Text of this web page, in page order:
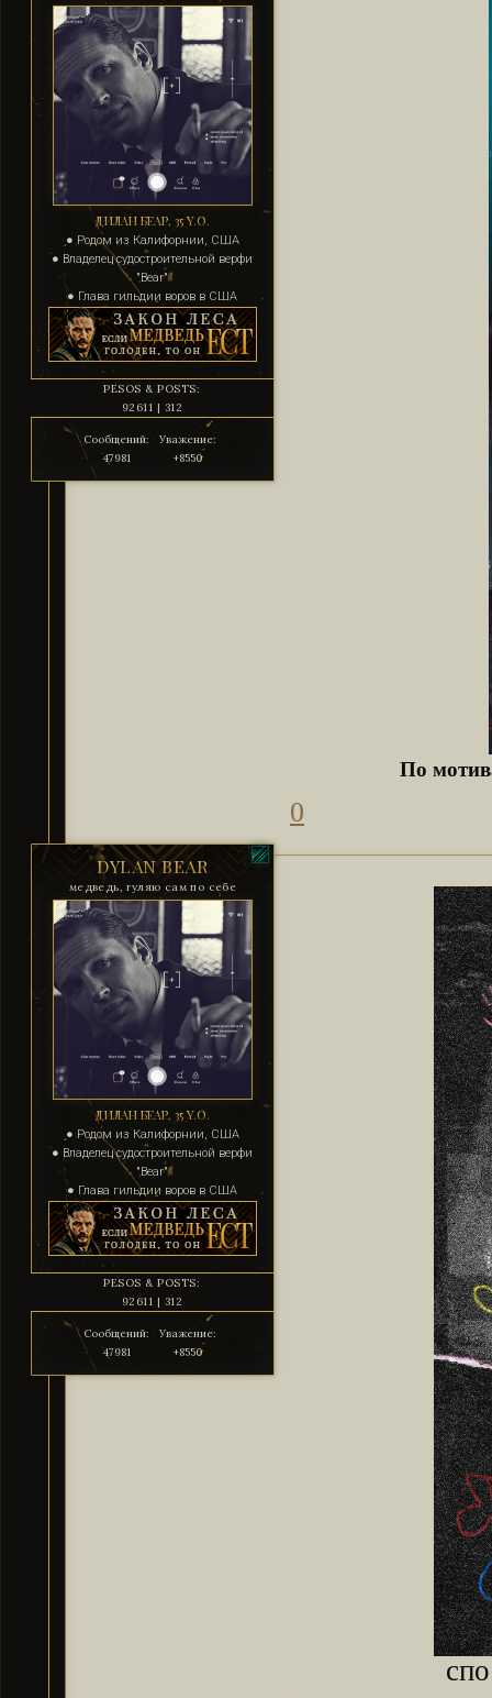
ДИЛАН БЕАР, 35 Y.O.
● Родом из Калифорнии, США
● Владелец судостроительной верфи
"Bear"
● Глава гильдии воров в США
PESOS & POSTS:
92611 | 312
Сообщений:
47981
Уважение:
+8550
По
0
DYLAN BEAR
медведь, гуляю сам по себе
ДИЛАН БЕАР, 35 Y.O.
● Родом из Калифорнии, США
● Владелец судостроительной верфи
"Bear"
● Глава гильдии воров в США
PESOS & POSTS:
92611 | 312
Сообщений:
47981
Уважение:
+8550